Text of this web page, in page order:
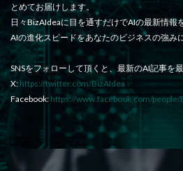
とめてお届けします。
日々BizAIdeaに目を通すだけでAIの最新情報
AIの進化スピードをあなたのビジネスの強み
SNSをフォローして頂くと、最新のAI記事を
X: https://twitter.com/BizAIdea
Facebook: https://www.facebook.com/